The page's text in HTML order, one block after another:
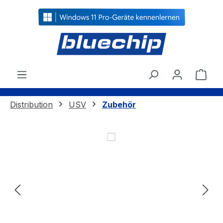
springen
Distribution USV Zubehör
Bildergalerie überspringen